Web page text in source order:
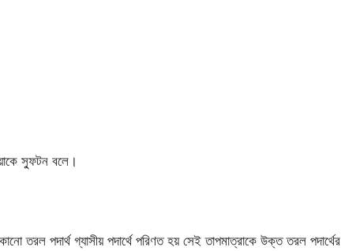
স্ফুটন বলে।
তরল পদার্থ গ্যাসীয় পদার্থে পরিণত হয় সেই তাপমাত্রাকে উক্ত তরল পদার্থের